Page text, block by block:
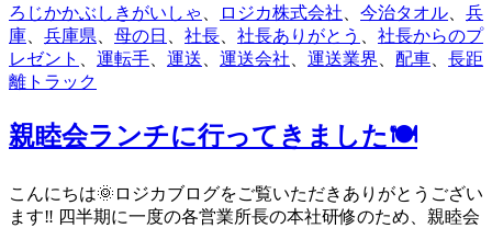
ろじかかぶしきがいしゃ
ロジカ株式会社 今治タオル
兵
庫
兵庫県 母の日 社長 社長ありがとう
社長からのプ
レゼント
運転手 運送 運送会社 運送業界 配車
長距
離トラック
親睦会ランチに行ってきました🍽️
こんにちは🌞ロジカブログをご覧いただきありがとうござい
ます‼️ 四半期に一度の各営業所長の本社研修のため、親睦会